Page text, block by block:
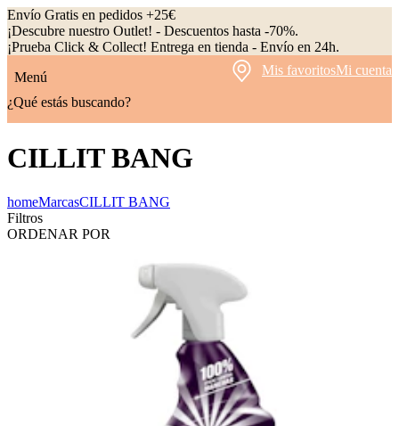
Envío Gratis en pedidos +25€
¡Descubre nuestro Outlet! - Descuentos hasta -70%.
¡Prueba Click & Collect! Entrega en tienda - Envío en 24h.
Menú
Mis favoritosMi cuenta
¿Qué estás buscando?
CILLIT BANG
homeMarcasCILLIT BANG
Filtros
ORDENAR POR